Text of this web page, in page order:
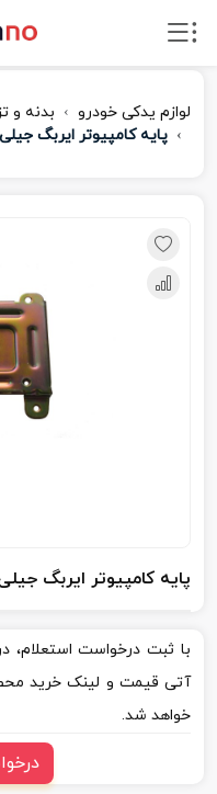
لوازم یدکی خودرو
بدنه و
پایه کامپیوتر ایربگ جیلی
پایه کامپیوتر ایربگ جیلی
با ثبت درخواست
آتی قیمت و لینک خرید
خواهد شد.